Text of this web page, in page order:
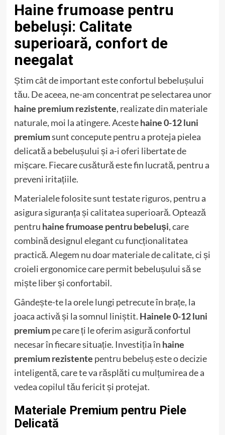
Haine frumoase pentru
bebeluși: Calitate
superioară, confort de
neegalat
Știm cât de important este confortul bebelușului
tău. De aceea, ne-am concentrat pe selectarea unor
haine premium rezistente, realizate din materiale
naturale, moi la atingere. Acestehaine 0-12 luni
premiumsunt concepute pentru a proteja pielea
delicată a bebelușului și a-i oferi libertate de
mișcare. Fiecare cusătură este fin lucrată, pentru a
preveni iritațiile.
Materialele folosite sunt testate riguros, pentru a
asigura siguranța și calitatea superioară. Optează
pentru haine frumoase pentru bebeluși, care
combină designul elegant cu funcționalitatea
practică. Alegem nu doar materiale de calitate, ci și
croieli ergonomice care permit bebelușului să se
miște liber și confortabil.
Gândește-te la orele lungi petrecute în brațe, la
joaca activă și la somnul liniștit. Hainele 0-12 luni
premiumpe care ți le oferim asigură confortul
necesar în fiecare situație. Investiția în haine
premium rezistente pentru bebeluș este o decizie
inteligentă, care te va răsplăti cu mulțumirea de a
vedea copilul tău fericit și protejat.
Materiale Premium pentru Piele
Delicată